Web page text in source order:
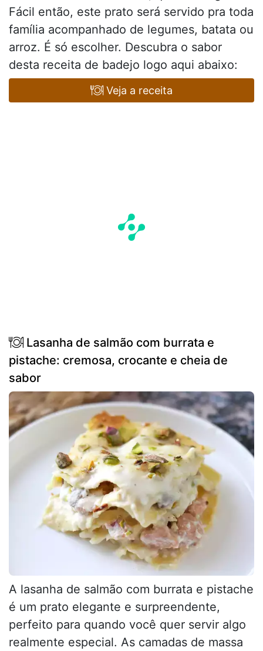
Fácil então, este prato será servido pra toda
família acompanhado de legumes, batata ou
arroz. É só escolher. Descubra o sabor
desta receita de badejo logo aqui abaixo:
Veja a receita
Lasanha de salmão com burrata e
pistache: cremosa, crocante e cheia de
sabor
A lasanha de salmão com burrata e pistache
é um prato elegante e surpreendente,
perfeito para quando você quer servir algo
realmente especial. As camadas de massa